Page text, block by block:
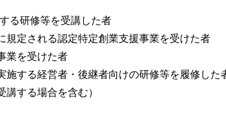
る研修等を受講した者
規定される認定特定創業支援事業を受けた者
業を受けた者
施する経営者・後継者向けの研修等を履修した
講する場合を含む）